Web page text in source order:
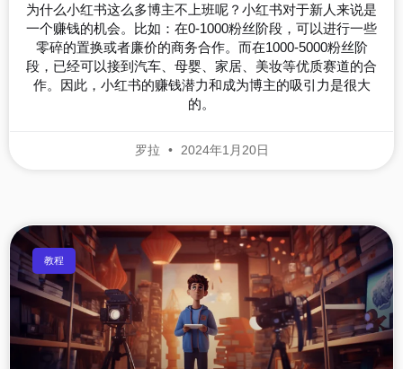
为什么小红书这么多博主不上班呢？小红书对于新人来说是
一个赚钱的机会。比如：在0-1000粉丝阶段，可以进行一些
零碎的置换或者廉价的商务合作。而在1000-5000粉丝阶
段，已经可以接到汽车、母婴、家居、美妆等优质赛道的合
作。因此，小红书的赚钱潜力和成为博主的吸引力是很大
的。
罗拉 2024年1月20日
教程